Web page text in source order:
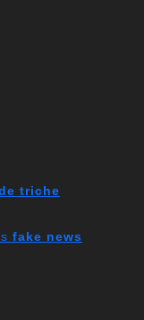
triche
fake news